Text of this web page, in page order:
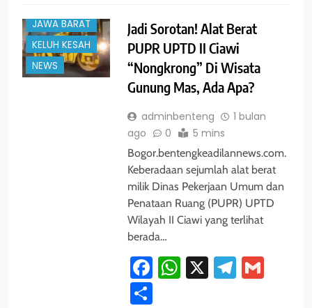
JAWA BARAT
KELUH KESAH
NEWS
Jadi Sorotan! Alat Berat
PUPR UPTD II Ciawi
“Nongkrong” Di Wisata
Gunung Mas, Ada Apa?
adminbenteng
1 bulan
ago
0 5 mins
Bogor.bentengkeadilannews.com.
Keberadaan sejumlah alat berat
milik Dinas Pekerjaan Umum dan
Penataan Ruang (PUPR) UPTD
Wilayah II Ciawi yang terlihat
berada…
Facebook
WhatsApp
X
Share